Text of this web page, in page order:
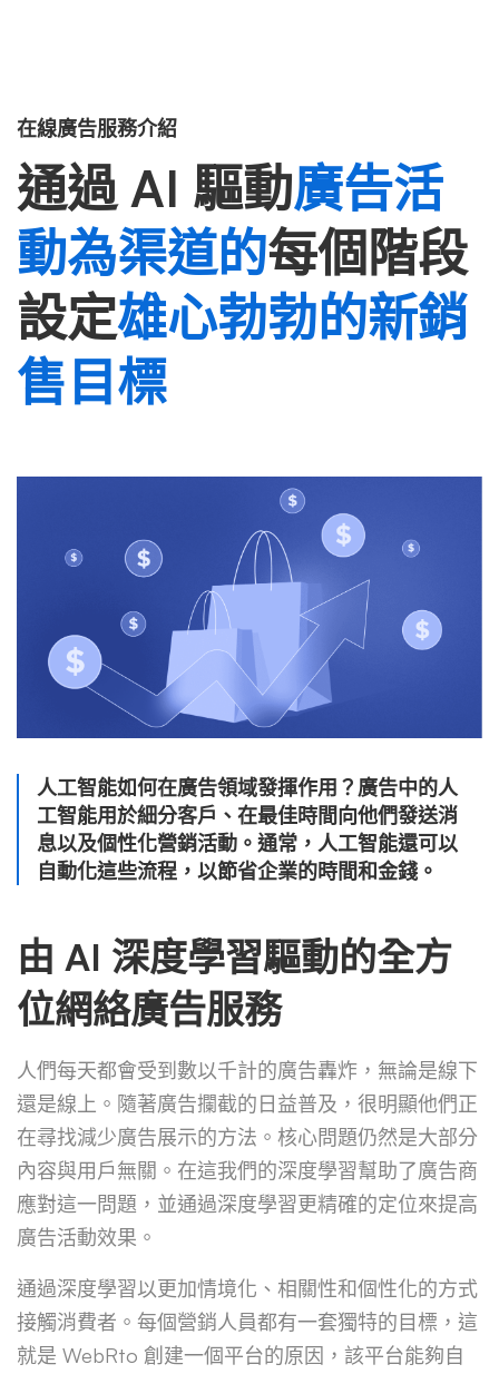
在線廣告服務介紹
通過 AI 驅動廣告活
動為渠道的每個階段
設定雄心勃勃的新銷
售目標
人工智能如何在廣告領域發揮作用？ 廣告中的人
工智能用於細分客戶、在最佳時間向他們發送消
息以及個性化營銷活動 。通常，人工智能還可以
自動化這些流程，以節省企業的時間和金錢。
由 AI 深度學習驅動的全方
位網絡廣告服務
人們每天都會受到數以千計的廣告轟炸，無論是線下
還是線上。隨著廣告攔截的日益普及，很明顯他們正
在尋找減少廣告展示的方法。核心問題仍然是大部分
內容與用戶無關。在這我們的深度學習幫助了廣告商
應對這一問題，並通過深度學習更精確的定位來提高
廣告活動效果。
通過深度學習以更加情境化、相關性和個性化的方式
接觸消費者。每個營銷人員都有一套獨特的目標，這
就是 WebRto 創建一個平台的原因，該平台能夠自